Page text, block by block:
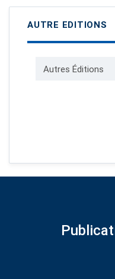
AUTRE EDITIONS
Autres Éditions